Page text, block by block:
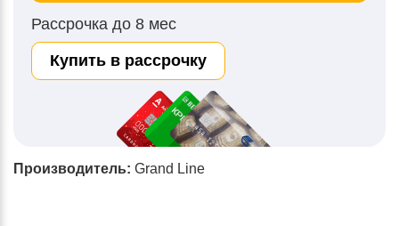
Рассрочка до 8 мес
Купить в рассрочку
Производитель: Grand Line